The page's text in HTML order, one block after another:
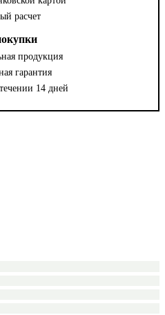
расчет
продукция
гарантия
14 дней